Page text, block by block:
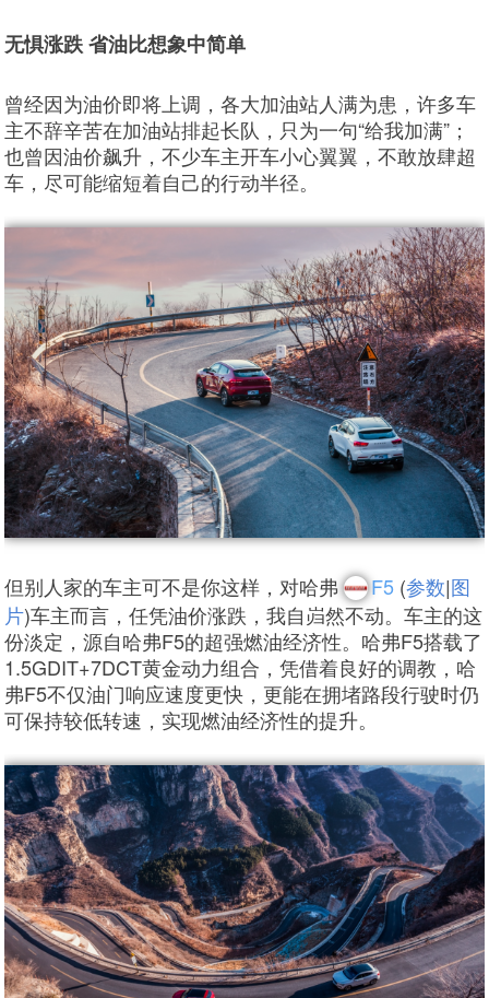
无惧涨跌 省油比想象中简单
曾经因为油价即将上调，各大加油站人满为患，许多车
主不辞辛苦在加油站排起长队，只为一句“给我加满”；
也曾因油价飙升，不少车主开车小心翼翼，不敢放肆超
车，尽可能缩短着自己的行动半径。
但别人家的车主可不是你这样，对哈弗 F5 (参数|图
片)车主而言，任凭油价涨跌，我自岿然不动。车主的这
份淡定，源自哈弗F5的超强燃油经济性。哈弗F5搭载了
1.5GDIT+7DCT黄金动力组合，凭借着良好的调教，哈
弗F5不仅油门响应速度更快，更能在拥堵路段行驶时仍
可保持较低转速，实现燃油经济性的提升。